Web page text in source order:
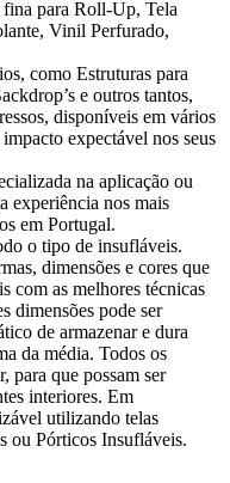
para Roll-Up, Tela
Vinil Perfurado,
como Estruturas para
e outros tantos,
disponíveis em vários
expectável nos seus
na aplicação ou
experiência nos mais
em Portugal.
o tipo de insufláveis.
dimensões e cores que
com as melhores técnicas
dimensões pode ser
de armazenar e dura
da média. Todos os
para que possam ser
interiores. Em
utilizando telas
ou Pórticos Insufláveis.